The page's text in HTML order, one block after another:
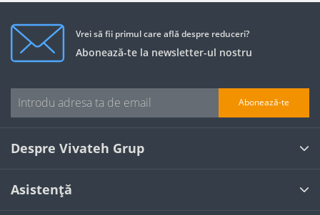
Vrei să fii primul care află despre reduceri?
Abonează-te la newsletter-ul nostru
Abonează-te
Despre Vivateh Grup
Asistență